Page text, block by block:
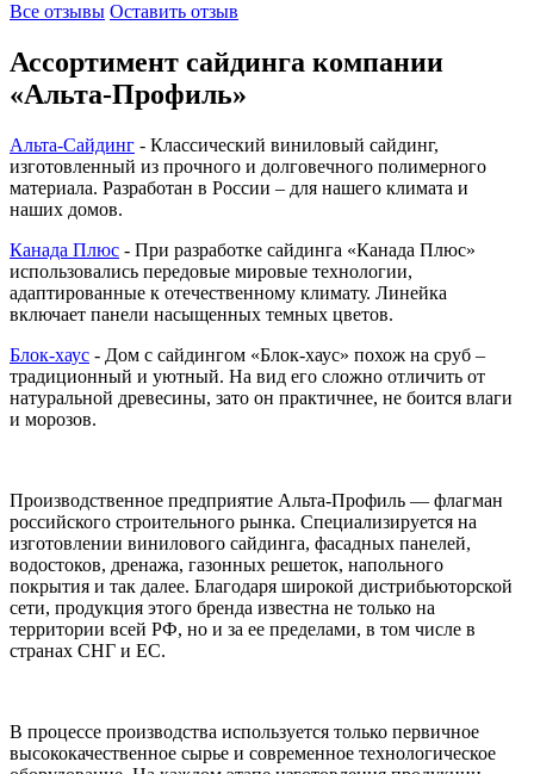
Все отзывы Оставить отзыв
Ассортимент сайдинга компании
«Альта-Профиль»
Альта-Сайдинг - Классический виниловый сайдинг,
изготовленный из прочного и долговечного полимерного
материала. Разработан в России – для нашего климата и
наших домов.
Канада Плюс - При разработке сайдинга «Канада Плюс»
использовались передовые мировые технологии,
адаптированные к отечественному климату. Линейка
включает панели насыщенных темных цветов.
Блок-хаус - Дом с сайдингом «Блок-хаус» похож на сруб –
традиционный и уютный. На вид его сложно отличить от
натуральной древесины, зато он практичнее, не боится влаги
и морозов.
Производственное предприятие Альта-Профиль — флагман
российского строительного рынка. Специализируется на
изготовлении винилового сайдинга, фасадных панелей,
водостоков, дренажа, газонных решеток, напольного
покрытия и так далее. Благодаря широкой дистрибьюторской
сети, продукция этого бренда известна не только на
территории всей РФ, но и за ее пределами, в том числе в
странах СНГ и ЕС.
В процессе производства используется только первичное
высококачественное сырье и современное технологическое